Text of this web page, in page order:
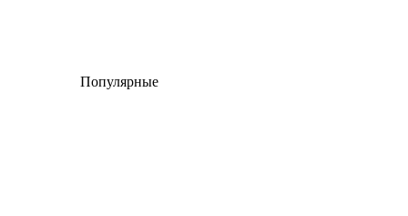
Популярные